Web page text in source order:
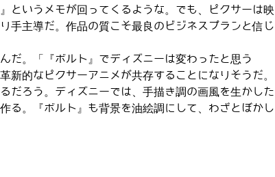
というメモが回ってくるような。でも、ピクサーは映
手主導だ。作品の質こそ最良のビジネスプランと信じ
だ。「『ボルト』でディズニーは変わったと思う
新的なピクサーアニメが共存することになりそうだ。
だろう。ディズニーでは、手描き調の画風を生かした
る。『ボルト』も背景を油絵調にして、わざとぼかし